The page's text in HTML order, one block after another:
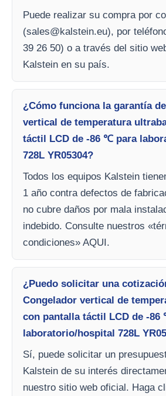
Puede realizar su compra por
(sales@kalstein.eu), por
39 26 50) o a través del sitio
Kalstein en su país.
¿Cómo funciona la garantía
vertical de temperatura
táctil LCD de -86 ℃ para
728L YR05304?
Todos los equipos Kalstein
1 año contra defectos de
no cubre daños por mala
indebido. Consulte nuestros
condiciones» AQUI.
¿Puedo solicitar una
Congelador vertical de
con pantalla táctil LCD de -86
laboratorio/hospital 728L
Sí, puede solicitar un
Kalstein de su interés
nuestro sitio web oficial. Haga